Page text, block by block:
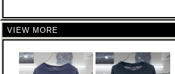
VIEW MORE